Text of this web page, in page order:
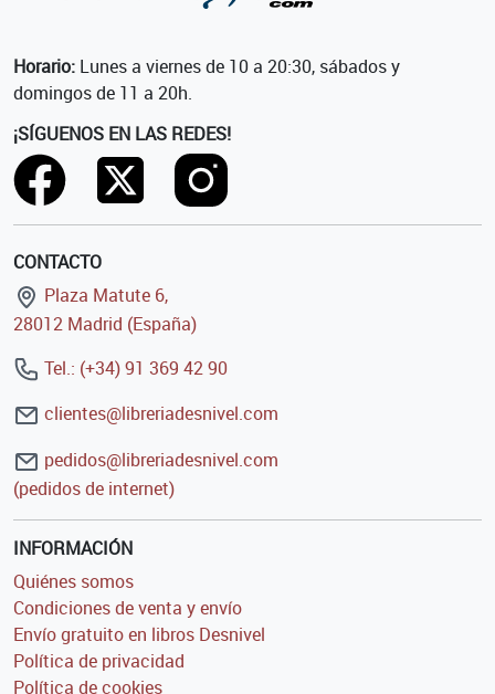
Horario: Lunes a viernes de 10 a 20:30, sábados y
domingos de 11 a 20h.
¡SÍGUENOS EN LAS REDES!
CONTACTO
Plaza Matute 6,
28012 Madrid (España)
Tel.: (+34) 91 369 42 90
clientes@libreriadesnivel.com
pedidos@libreriadesnivel.com
(pedidos de internet)
INFORMACIÓN
Quiénes somos
Condiciones de venta y envío
Envío gratuito en libros Desnivel
Política de privacidad
Política de cookies